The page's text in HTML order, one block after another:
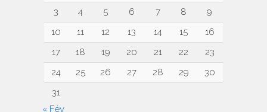
3
4 5 6 7 8
9
10
11 12 13 14 15
16
17
18 19 20 21 22
23
24
25 26 27 28 29
30
31
« Fév